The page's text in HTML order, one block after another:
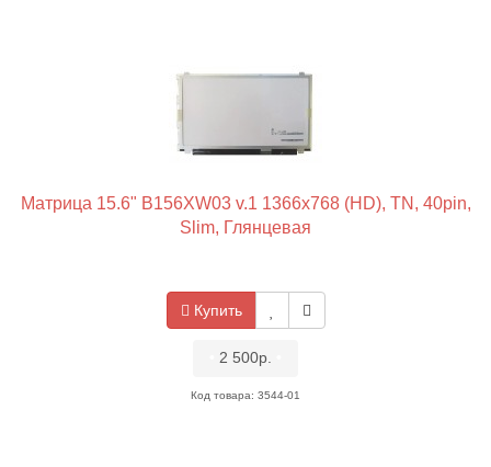
Матрица 15.6" B156XW03 v.1 1366x768 (HD), TN, 40pin,
Slim, Глянцевая
Купить
2 500р.
Код товара: 3544-01